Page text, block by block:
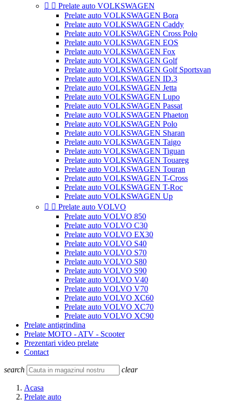
  Prelate auto VOLKSWAGEN
Prelate auto VOLKSWAGEN Bora
Prelate auto VOLKSWAGEN Caddy
Prelate auto VOLKSWAGEN Cross Polo
Prelate auto VOLKSWAGEN EOS
Prelate auto VOLKSWAGEN Fox
Prelate auto VOLKSWAGEN Golf
Prelate auto VOLKSWAGEN Golf Sportsvan
Prelate auto VOLKSWAGEN ID.3
Prelate auto VOLKSWAGEN Jetta
Prelate auto VOLKSWAGEN Lupo
Prelate auto VOLKSWAGEN Passat
Prelate auto VOLKSWAGEN Phaeton
Prelate auto VOLKSWAGEN Polo
Prelate auto VOLKSWAGEN Sharan
Prelate auto VOLKSWAGEN Taigo
Prelate auto VOLKSWAGEN Tiguan
Prelate auto VOLKSWAGEN Touareg
Prelate auto VOLKSWAGEN Touran
Prelate auto VOLKSWAGEN T-Cross
Prelate auto VOLKSWAGEN T-Roc
Prelate auto VOLKSWAGEN Up
  Prelate auto VOLVO
Prelate auto VOLVO 850
Prelate auto VOLVO C30
Prelate auto VOLVO EX30
Prelate auto VOLVO S40
Prelate auto VOLVO S70
Prelate auto VOLVO S80
Prelate auto VOLVO S90
Prelate auto VOLVO V40
Prelate auto VOLVO V70
Prelate auto VOLVO XC60
Prelate auto VOLVO XC70
Prelate auto VOLVO XC90
Prelate antigrindina
Prelate MOTO - ATV - Scooter
Prezentari video prelate
Contact
search clear
Acasa
Prelate auto